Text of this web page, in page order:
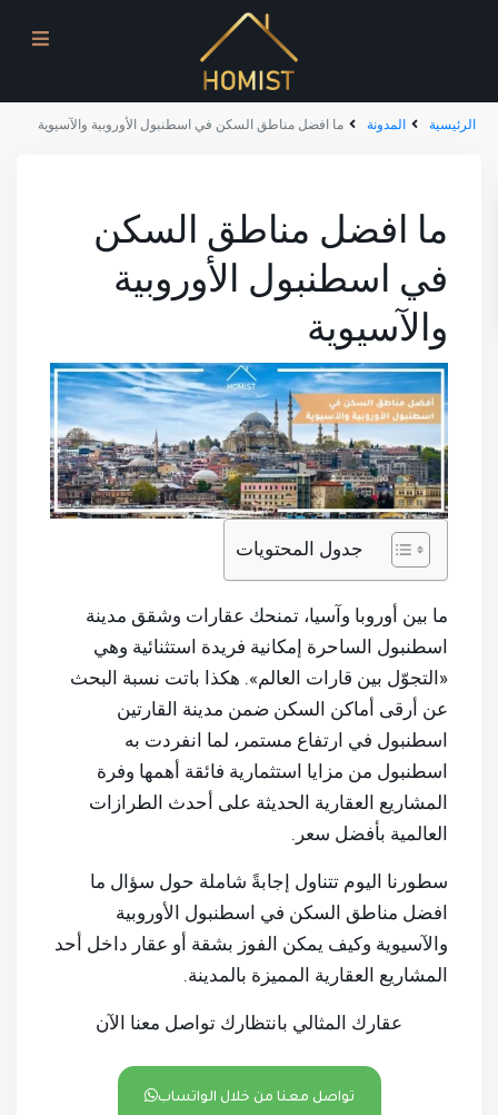
الرئيسية المدونة ما افضل مناطق السكن في اسطنبول الأوروبية والآسيوية
ما افضل مناطق السكن
في اسطنبول الأوروبية
والآسيوية
جدول المحتويات
ما بين أوروبا وآسيا، تمنحك عقارات وشقق مدينة
اسطنبول الساحرة إمكانية فريدة استثنائية وهي
«التجوّل بين قارات العالم». هكذا باتت نسبة البحث
عن أرقى أماكن السكن ضمن مدينة القارتين
اسطنبول في ارتفاع مستمر، لما انفردت به
اسطنبول من مزايا استثمارية فائقة أهمها وفرة
المشاريع العقارية الحديثة على أحدث الطرازات
العالمية بأفضل سعر.
سطورنا اليوم تتناول إجابةً شاملة حول سؤال ما
افضل مناطق السكن في اسطنبول الأوروبية
والآسيوية وكيف يمكن الفوز بشقة أو عقار داخل أحد
المشاريع العقارية المميزة بالمدينة.
عقارك المثالي بانتظارك تواصل معنا الآن
تواصل معنا من خلال الواتساب